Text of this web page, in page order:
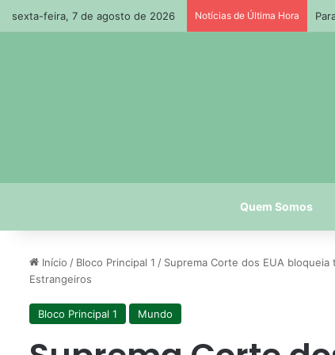
sexta-feira, 7 de agosto de 2026 Notícias de Última Hora
Quem Somos
Início / Bloco Principal 1 / Suprema Corte dos EUA
Estrangeiros
Bloco Principal 1 Mundo